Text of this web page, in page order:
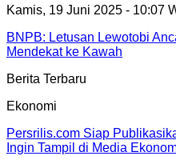
Kamis, 19 Juni 2025 - 10:07
BNPB: Letusan Lewotobi
Mendekat ke Kawah
Berita Terbaru
Ekonomi
Persrilis.com Siap
Ingin Tampil di Media